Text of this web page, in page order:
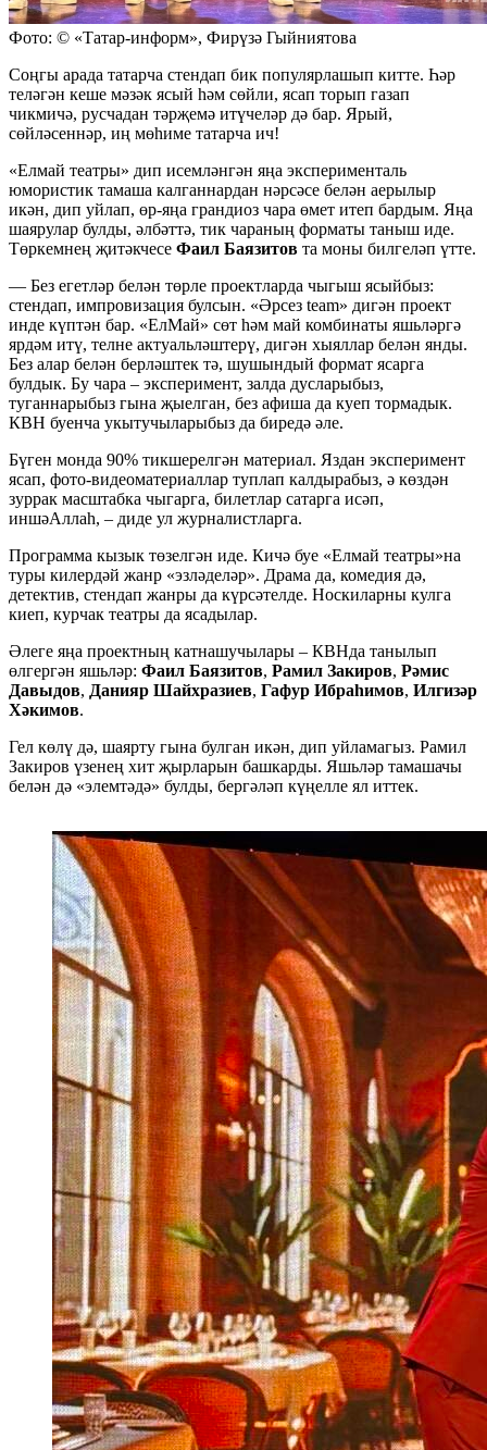
Фото: © «Татар-информ», Фирүзә Гыйниятова
Соңгы арада татарча стендап бик популярлашып китте. Һәр
теләгән кеше мәзәк ясый һәм сөйли, ясап торып газап
чикмичә, русчадан тәрҗемә итүчеләр дә бар. Ярый,
сөйләсеннәр, иң мөһиме татарча ич!
«Елмай театры» дип исемләнгән яңа эксперименталь
юмористик тамаша калганнардан нәрсәсе белән аерылыр
икән, дип уйлап, өр-яңа грандиоз чара өмет итеп бардым. Яңа
шаярулар булды, әлбәттә, тик чараның форматы таныш иде.
Төркемнең җитәкчесе Фаил Баязитов та моны билгеләп үтте.
— Без егетләр белән төрле проектларда чыгыш ясыйбыз:
стендап, импровизация булсын. «Әрсез team» дигән проект
инде күптән бар. «ЕлМай» сөт һәм май комбинаты яшьләргә
ярдәм итү, телне актуальләштерү, дигән хыяллар белән янды.
Без алар белән берләштек тә, шушындый формат ясарга
булдык. Бу чара – эксперимент, залда дусларыбыз,
туганнарыбыз гына җыелган, без афиша да куеп тормадык.
КВН буенча укытучыларыбыз да биредә әле.
Бүген монда 90% тикшерелгән материал. Яздан эксперимент
ясап, фото-видеоматериаллар туплап калдырабыз, ә көздән
зуррак масштабка чыгарга, билетлар сатарга исәп,
иншәАллаһ, – диде ул журналистларга.
Программа кызык төзелгән иде. Кичә буе «Елмай театры»на
туры килердәй жанр «эзләделәр». Драма да, комедия дә,
детектив, стендап жанры да күрсәтелде. Носкиларны кулга
киеп, курчак театры да ясадылар.
Әлеге яңа проектның катнашучылары – КВНда танылып
өлгергән яшьләр: Фаил Баязитов, Рамил Закиров, Рәмис
Давыдов, Данияр Шайхразиев, Гафур Ибраһимов, Илгизәр
Хәкимов.
Гел көлү дә, шаярту гына булган икән, дип уйламагыз. Рамил
Закиров үзенең хит җырларын башкарды. Яшьләр тамашачы
белән дә «элемтәдә» булды, бергәләп күңелле ял иттек.